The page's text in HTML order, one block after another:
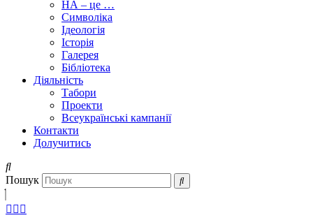
НА – це …
Символіка
Ідеологія
Історія
Галерея
Бібліотека
Діяльність
Табори
Проекти
Всеукраїнські кампанії
Контакти
Долучитись
Пошук